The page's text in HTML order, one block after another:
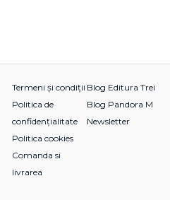
Termeni și condiții
Politica de
confidențialitate
Politica cookies
Comanda si
livrarea
Blog Editura Trei
Blog Pandora M
Newsletter